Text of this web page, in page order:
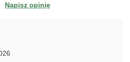
Napisz opinię